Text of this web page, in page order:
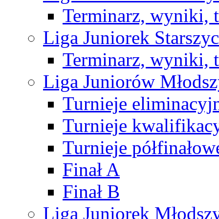
Terminarz, wyniki,
Liga Juniorek
Terminarz, wyniki,
Liga Juniorów
Turnieje
Turnieje
Turnieje
Finał A
Finał B
Liga Juniorek